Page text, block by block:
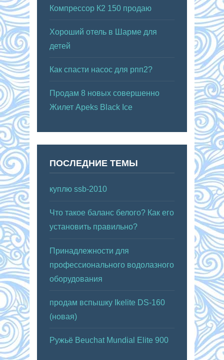
Компрессор К2 150 продаю
Хороший отель в Шарме для
детей
Как спасти насос для рпп2?
Продам 8 новых совершенно
Жилет Apeks Black Ice
ПОСЛЕДНИЕ ТЕМЫ
куплю ssb-2010
Что такое баланс белого? Как его
установить правильно?
Принадлежности для
профессионального водолазного
оборудования
продам вспышку Ikelite DS-160
(новая)
Ружьё Beuchat Mundial Elite 900